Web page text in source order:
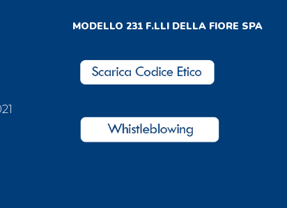
MODELLO 231 F.LLI DELLA FIORE SPA